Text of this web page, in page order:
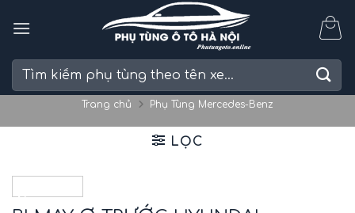
Tìm
Trang chủ Phụ Tùng Mercedes-Benz
LỌC
New